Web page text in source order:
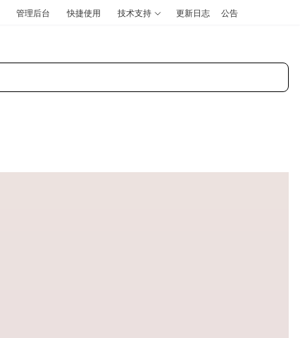
管理后台 快捷使用 技术支持 更新日志 公告